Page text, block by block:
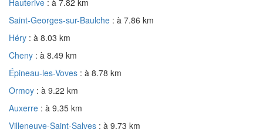
Saint-Georges-sur-Baulche : à 7.86 km
Héry : à 8.03 km
Cheny : à 8.49 km
Épineau-les-Voves : à 8.78 km
Ormoy : à 9.22 km
Auxerre : à 9.35 km
Villeneuve-Saint-Salves : à 9.73 km